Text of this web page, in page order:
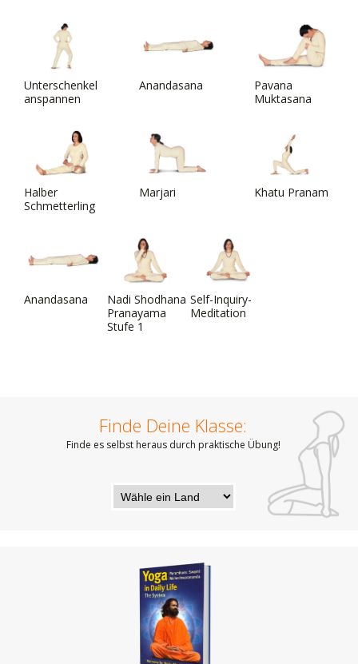
Unterschenkel
anspannen
Anandasana
Pavana
Muktasana
Halber
Schmetterling
Marjari Khatu Pranam
Anandasana
Nadi Shodhana
Pranayama
Stufe 1
Self-Inquiry-
Meditation
Finde Deine Klasse:
Finde es selbst heraus durch praktische Übung!